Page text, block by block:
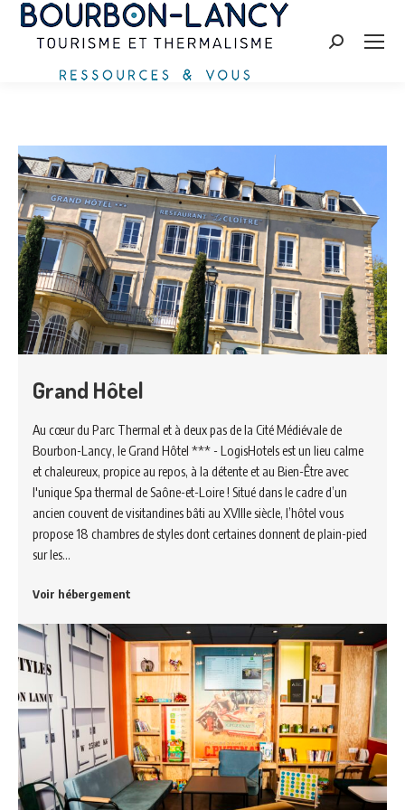
Recherche
Grand Hôtel
Au cœur du Parc Thermal et à deux pas de la Cité Médiévale de
Bourbon-Lancy, le Grand Hôtel *** - LogisHotels est un lieu calme
et chaleureux, propice au repos, à la détente et au Bien-Être avec
l'unique Spa thermal de Saône-et-Loire ! Situé dans le cadre d’un
ancien couvent de visitandines bâti au XVIIIe siècle, l’hôtel vous
propose 18 chambres de styles dont certaines donnent de plain-pied
sur les…
Voir hébergement